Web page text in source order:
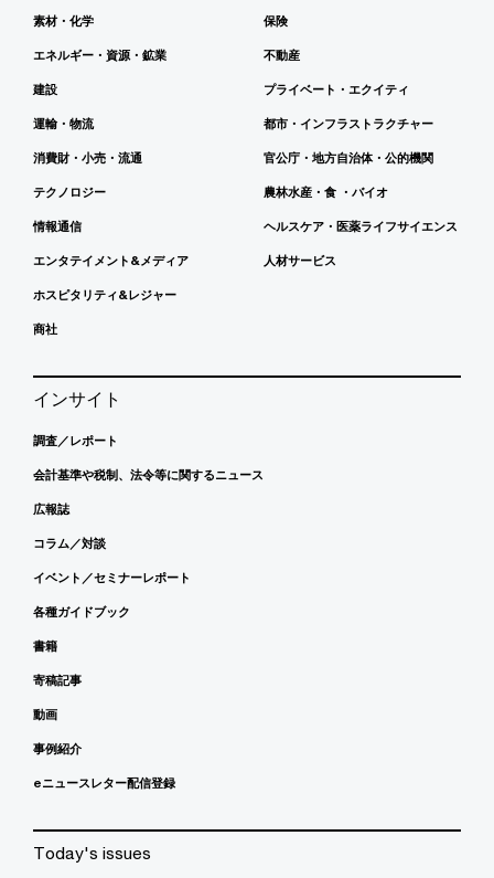
素材・化学
エネルギー・資源・鉱業
建設
運輸・物流
消費財・小売・流通
テクノロジー
情報通信
エンタテイメント&メディア
ホスピタリティ&レジャー
商社
保険
不動産
プライベート・エクイティ
都市・インフラストラクチャー
官公庁・地方自治体・公的機関
農林水産・食 ・バイオ
ヘルスケア・医薬ライフサイエンス
人材サービス
インサイト
調査／レポート
会計基準や税制、法令等に関するニュース
広報誌
コラム／対談
イベント／セミナーレポート
各種ガイドブック
書籍
寄稿記事
動画
事例紹介
eニュースレター配信登録
Today's issues